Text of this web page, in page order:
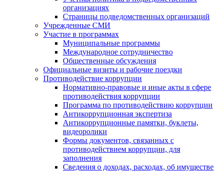
организациях
Страницы подведомственных организаций
Учрежденные СМИ
Участие в программах
Муниципальные программы
Международное сотрудничество
Общественные обсуждения
Официальные визиты и рабочие поездки
Противодействие коррупции
Нормативно-правовые и иные акты в сфере
противодействия коррупции
Программа по противодействию коррупции
Антикоррупционная экспертиза
Антикоррупционные памятки, буклеты,
видеоролики
Формы документов, связанных с
противодействием коррупции, для
заполнения
Сведения о доходах, расходах, об имуществе